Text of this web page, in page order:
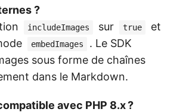
?
includeImages sur true
et
embedImages
. Le SDK
sous forme de chaînes
dans le Markdown.
avec PHP 8.x ?